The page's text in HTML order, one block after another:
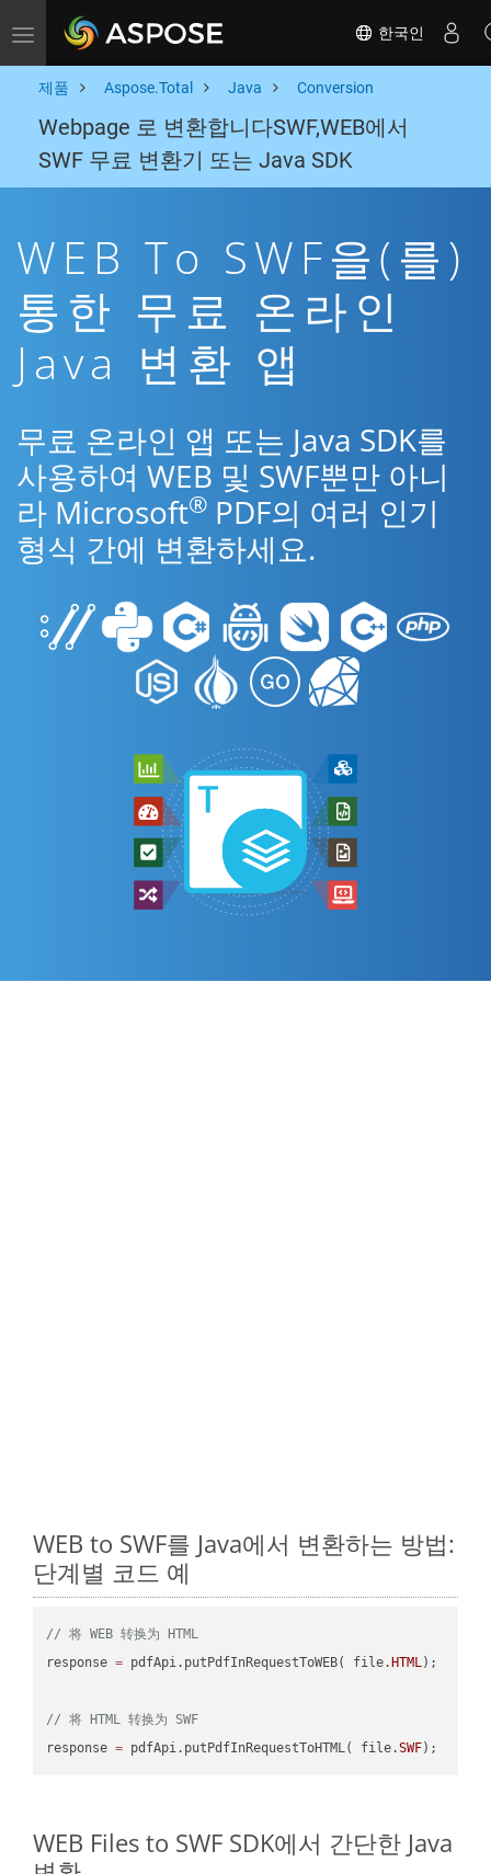
Toggle navigation 한국인
제품 Aspose.Total Java Conversion
Webpage 로 변환합니다SWF,WEB에서
SWF 무료 변환기 또는 Java SDK
WEB To SWF을(를)
통한 무료 온라인
Java 변환 앱
무료 온라인 앱 또는 Java SDK를
사용하여 WEB 및 SWF뿐만 아니
라 Microsoft® PDF의 여러 인기
형식 간에 변환하세요.
WEB to SWF를 Java에서 변환하는 방법:
단계별 코드 예
// 将 WEB 转换为 HTML
response = pdfApi.putPdfInRequestToWEB( file. HTML);
// 将 HTML 转换为 SWF
response = pdfApi.putPdfInRequestToHTML( file.SWF
WEB Files to SWF SDK에서 간단한 Java